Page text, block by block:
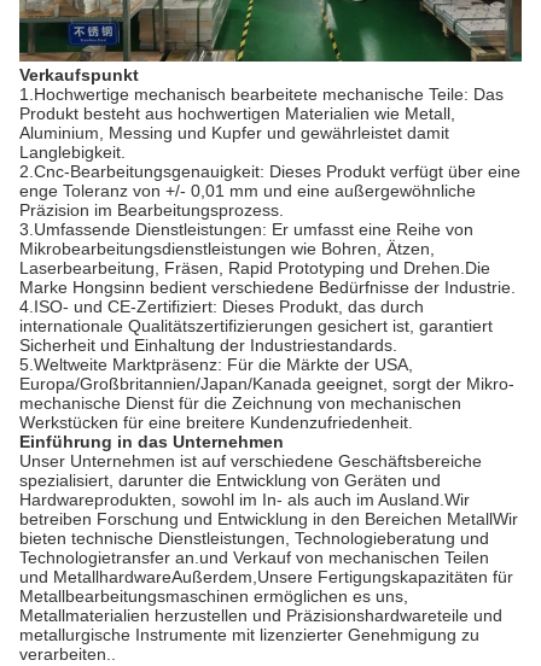
Verkaufspunkt
1.Hochwertige mechanisch bearbeitete mechanische Teile: Das
Produkt besteht aus hochwertigen Materialien wie Metall,
Aluminium, Messing und Kupfer und gewährleistet damit
Langlebigkeit.
2.Cnc-Bearbeitungsgenauigkeit: Dieses Produkt verfügt über eine
enge Toleranz von +/- 0,01 mm und eine außergewöhnliche
Präzision im Bearbeitungsprozess.
3.Umfassende Dienstleistungen: Er umfasst eine Reihe von
Mikrobearbeitungsdienstleistungen wie Bohren, Ätzen,
Laserbearbeitung, Fräsen, Rapid Prototyping und Drehen.Die
Marke Hongsinn bedient verschiedene Bedürfnisse der Industrie.
4.ISO- und CE-Zertifiziert: Dieses Produkt, das durch
internationale Qualitätszertifizierungen gesichert ist, garantiert
Sicherheit und Einhaltung der Industriestandards.
5.Weltweite Marktpräsenz: Für die Märkte der USA,
Europa/Großbritannien/Japan/Kanada geeignet, sorgt der Mikro-
mechanische Dienst für die Zeichnung von mechanischen
Werkstücken für eine breitere Kundenzufriedenheit.
Einführung in das Unternehmen
Unser Unternehmen ist auf verschiedene Geschäftsbereiche
spezialisiert, darunter die Entwicklung von Geräten und
Hardwareprodukten, sowohl im In- als auch im Ausland.Wir
betreiben Forschung und Entwicklung in den Bereichen MetallWir
bieten technische Dienstleistungen, Technologieberatung und
Technologietransfer an.und Verkauf von mechanischen Teilen
und MetallhardwareAußerdem,Unsere Fertigungskapazitäten für
Metallbearbeitungsmaschinen ermöglichen es uns,
Metallmaterialien herzustellen und Präzisionshardwareteile und
metallurgische Instrumente mit lizenzierter Genehmigung zu
verarbeiten..